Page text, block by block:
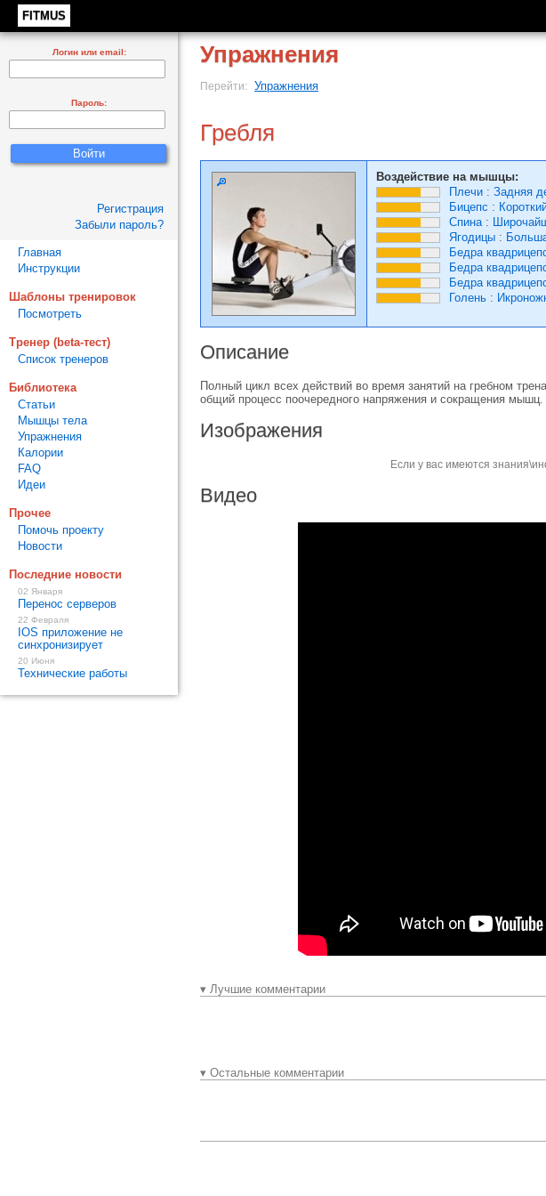
FITMUS
Упражнения
Перейти: Упражнения
Гребля
Воздействие на мышцы:
Плечи : Задняя
Бицепс :
Спина:
Ягодицы :
Бедра
Бедра
Бедра
Голень :
Описание
Полный цикл всех действий во время занятий на гребном
общий процесс поочередного напряжения и сокращения мышц.
Изображения
Если у вас имеются
Видео
▾ Лучшие комментарии
▾ Остальные комментарии
Логин или email:
Пароль:
Регистрация
Забыли пароль?
Главная
Инструкции
Шаблоны тренировок
Посмотреть
Тренер (beta-тест)
Список тренеров
Библиотека
Статьи
Мышцы тела
Упражнения
Калории
FAQ
Идеи
Прочее
Помочь проекту
Новости
Последние новости
02 Января
Перенос серверов
22 Февраля
IOS приложение не
синхронизирует
20 Июня
Технические работы